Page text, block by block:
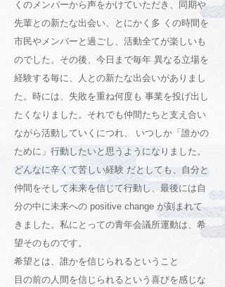
くのメンバーから声をかけていただき、同期や
先輩との新たな出会い、とにかく多 くの時間を
市民やメンバーと過ごし、活動全てが楽しいも
のでした。その後、今日まで毎年 異なる立場を
経験する毎に、人との新たな出会いがありまし
た。時には、失敗を重ね何度も 事業を投げ出し
たくなりました。それでも仲間たちと支え合い
ながら活動していくにつれ、 いつしか「誰かの
ために」行動したいと思うようになりました。
どんなに辛くて苦しい経験 だとしても、自分と
仲間をそして未来を信じて行動し、最後には自
分の中に未来への positive change が刻まれて
きました。私にとっての青年会議所運動は、希
望そのものです。
希望とは、誰かを信じられるということ
目の前の人間を信じられるという喜びを感じな